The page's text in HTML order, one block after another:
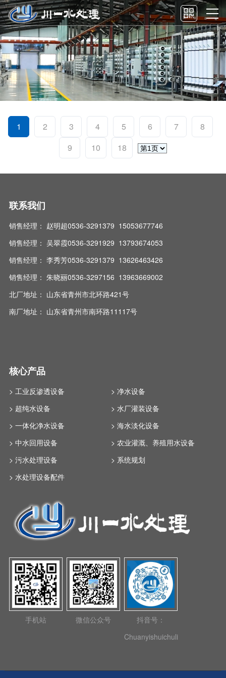
1 2 3 4 5 6 7
8
9
10 18
联系我们
销售经理： 赵明超0536-3291379 15053677746
销售经理： 吴翠霞0536-3291929 13793674053
销售经理： 李秀芳0536-3291379 13626463426
销售经理： 朱晓丽0536-3297156 13963669002
北厂地址： 山东省青州市北环路421号
南厂地址： 山东省青州市南环路11117号
核心产品
> 工业反渗透设备
> 净水设备
> 超纯水设备
> 水厂灌装设备
> 一体化净水设备
> 海水淡化设备
> 中水回用设备
> 农业灌溉、养殖用水设备
> 污水处理设备
> 系统规划
> 水处理设备配件
手机站 微信公众号
抖音号：
Chuanyishuichuli